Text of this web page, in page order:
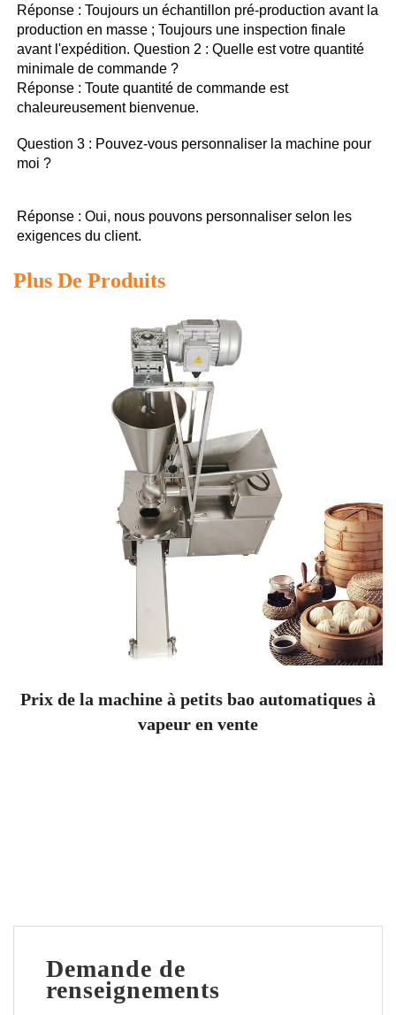
Réponse : Toujours un échantillon pré-production avant la
production en masse ; Toujours une inspection finale
avant l'expédition. Question 2 : Quelle est votre quantité
minimale de commande ?
Réponse : Toute quantité de commande est
chaleureusement bienvenue.
Question 3 : Pouvez-vous personnaliser la machine pour
moi ?
Réponse : Oui, nous pouvons personnaliser selon les
exigences du client.
Plus De Produits
Prix de la machine à petits bao automatiques à
vapeur en vente
Demande de
renseignements